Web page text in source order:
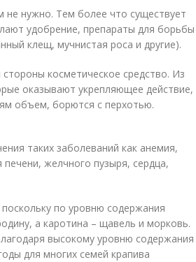
не нужно. Тем более что существует
удобрение, препараты для борьбы
клещ, мучнистая роса и другие).
косметическое средство. Из
оказывают укрепляющее действие,
объем, борются с перхотью.
таких заболеваний как анемия,
желчного пузыря, сердца,
по уровню содержания
а каротина – щавель и морковь.
высокому уровню содержания
для многих семей крапива